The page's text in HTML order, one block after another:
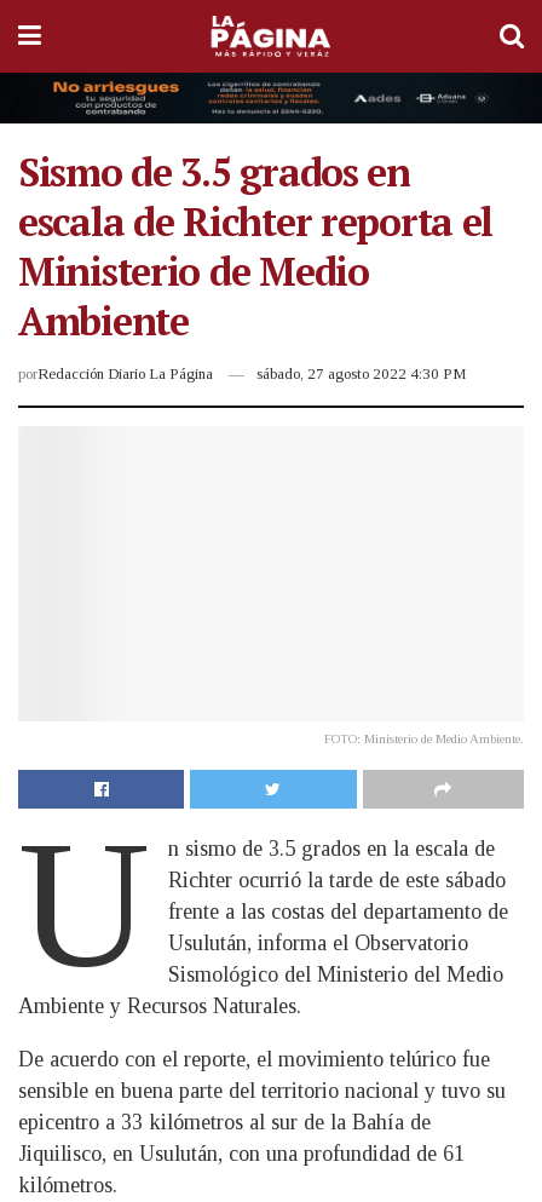
Sismo de 3.5 grados en
escala de Richter reporta el
Ministerio de Medio
Ambiente
porRedacción Diario La Página sábado, 27 agosto 2022 4:30 PM
FOTO: Ministerio de Medio Ambiente.
U
n sismo de 3.5 grados en la escala de
Richter ocurrió la tarde de este sábado
frente a las costas del departamento de
Usulután, informa el Observatorio
Sismológico del Ministerio del Medio
Ambiente y Recursos Naturales.
De acuerdo con el reporte, el movimiento telúrico fue
sensible en buena parte del territorio nacional y tuvo su
epicentro a 33 kilómetros al sur de la Bahía de
Jiquilisco, en Usulután, con una profundidad de 61
kilómetros.